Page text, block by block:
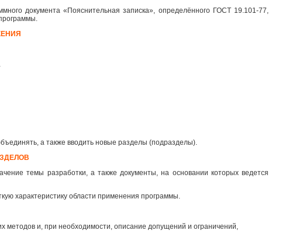
документа «Пояснительная записка», определённого ГОСТ 19.101-77,
а также вводить новые разделы (подразделы).
темы разработки, а также документы, на основании которых ведется
характеристику области применения программы.
методов и, при необходимости, описание допущений и ограничений,